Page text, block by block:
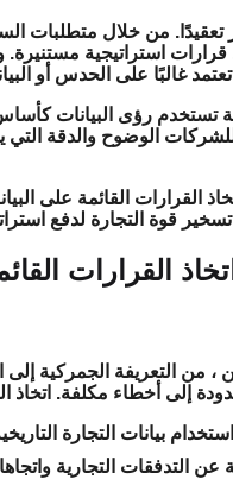
تعقيدًا. من خلال متطلبات
استراتيجية مستنيرة.
الغنية بالبيانات.
تستخدم رؤى البيانات
للشركات الوضوح والدقة
القائمة على
القرارات
، من التعريفة الجمركية
التدفقات التجارية